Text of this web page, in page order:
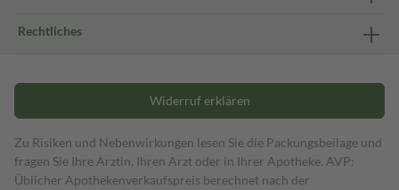
Rechtliches
Widerruf erklären
Zu Risiken und Nebenwirkungen lesen Sie die Packungsbeilage und
fragen Sie Ihre Ärztin, Ihren Arzt oder in Ihrer Apotheke. AVP:
Üblicher Apothekenverkaufspreis berechnet nach der